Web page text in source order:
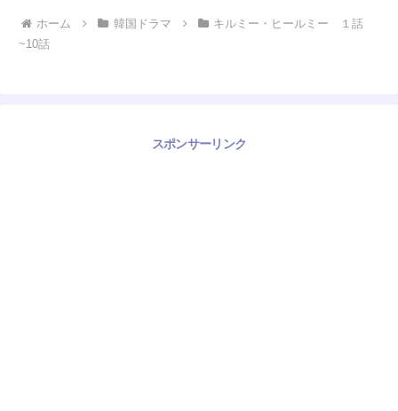
ホーム 韓国ドラマ
キルミー・ヒールミー １話
~10話
スポンサーリンク